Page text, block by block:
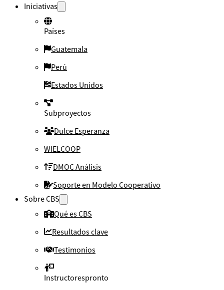
Iniciativas
Países
Guatemala
Perú
Estados Unidos
Subproyectos
Dulce Esperanza
WIELCOOP
DMOC Análisis
Soporte en Modelo Cooperativo
Sobre CBS
Qué es CBS
Resultados clave
Testimonios
Instructorespronto